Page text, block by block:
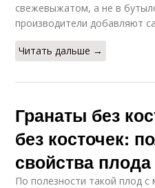
свежевыжатом, а не в
производители добавляют
Читать дальше →
Гранаты без
без косточек:
свойства плода
По полезности такой плод